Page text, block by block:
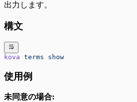
出力します。
構文
kova terms show
使用例
未同意の場合: